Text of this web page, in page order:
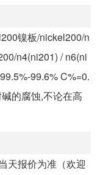
镍板/nickel200/n
n4(ni201) / n6(ni
99.6% C%=0.
的腐蚀,不论在高
天报价为准（欢迎